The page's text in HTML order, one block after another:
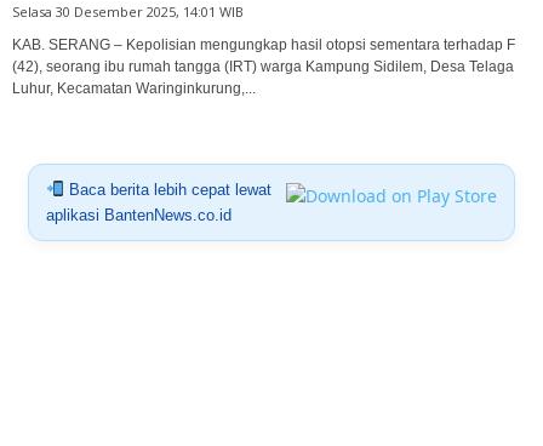
Selasa 30 Desember 2025, 14:01 WIB
KAB. SERANG – Kepolisian mengungkap hasil otopsi sementara terhadap F
(42), seorang ibu rumah tangga (IRT) warga Kampung Sidilem, Desa Telaga
Luhur, Kecamatan Waringinkurung,...
Baca berita lebih cepat lewat
aplikasi BantenNews.co.id